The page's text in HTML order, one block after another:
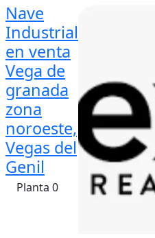
Nave
Industrial
en venta
Vega de
granada
zona
noroeste,
Vegas del
Genil
Planta 0